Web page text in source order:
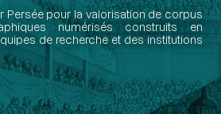
Persée pour la valorisation de corpus
numérisés construits en
de recherche et des institutions